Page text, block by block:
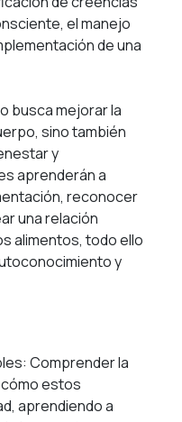
el manejo
de una
busca mejorar la
sino también
y
aprenderán a
reconocer
una relación
alimentos, todo ello
y
Comprender la
estos
aprendiendo a